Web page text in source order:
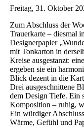
Freitag, 31. Oktober
Zum Abschluss der
Trauerkarte – diesmal
Designerpapier
mit Tonkarton in
Kreise ausgestanzt:
ergeben sie ein
Blick dezent in die
Drei ausgeschnittene
dem Design Tiefe. Ein
Komposition – ruhig,
Ein würdiger
Wärme, Gefühl und